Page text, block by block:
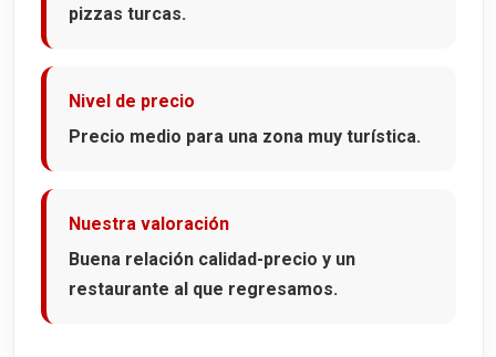
pizzas turcas.
Nivel de precio
Precio medio para una zona muy turística.
Nuestra valoración
Buena relación calidad-precio y un
restaurante al que regresamos.